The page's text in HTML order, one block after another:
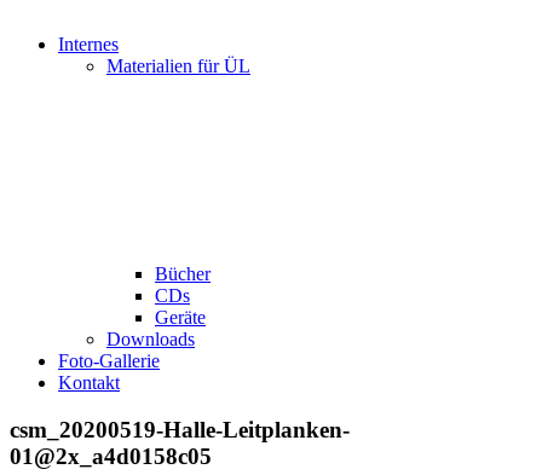
Internes
Materialien für ÜL
Bücher
CDs
Geräte
Downloads
Foto-Gallerie
Kontakt
csm_20200519-Halle-Leitplanken-
01@2x_a4d0158c05